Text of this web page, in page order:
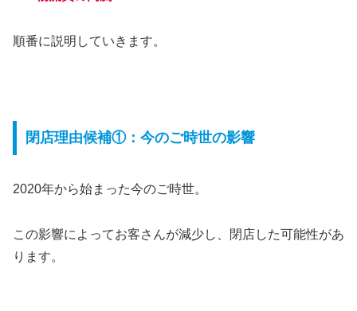
順番に説明していきます。
閉店理由候補①：今のご時世の影響
2020年から始まった今のご時世。
この影響によってお客さんが減少し、閉店した可能性があ
ります。